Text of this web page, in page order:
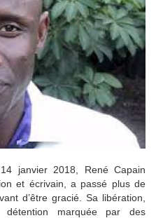
janvier 2018, René Capain
et écrivain, a passé plus de
d’être gracié. Sa libération,
détention marquée par des